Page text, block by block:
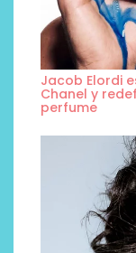
Jacob Elordi
Chanel y
perfume